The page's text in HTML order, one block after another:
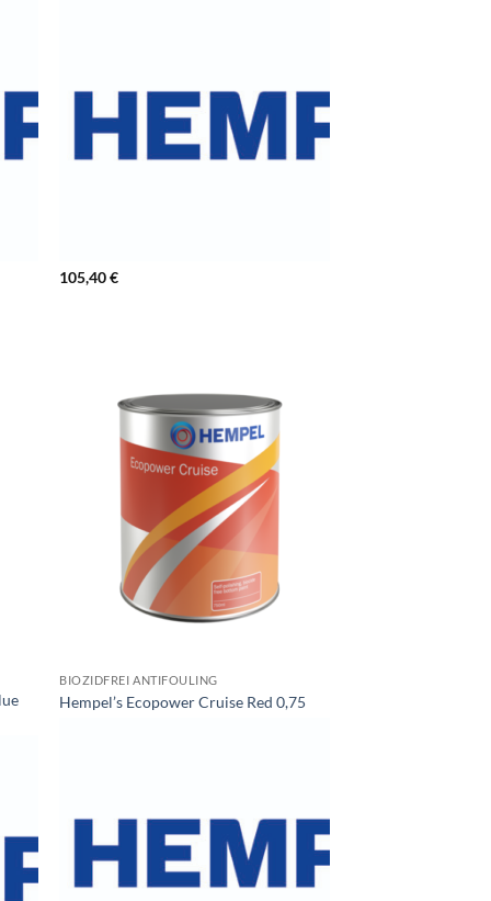
105,40€
BIOZIDFREI ANTIFOULING
Hempel’s Ecopower Cruise Red 0,75